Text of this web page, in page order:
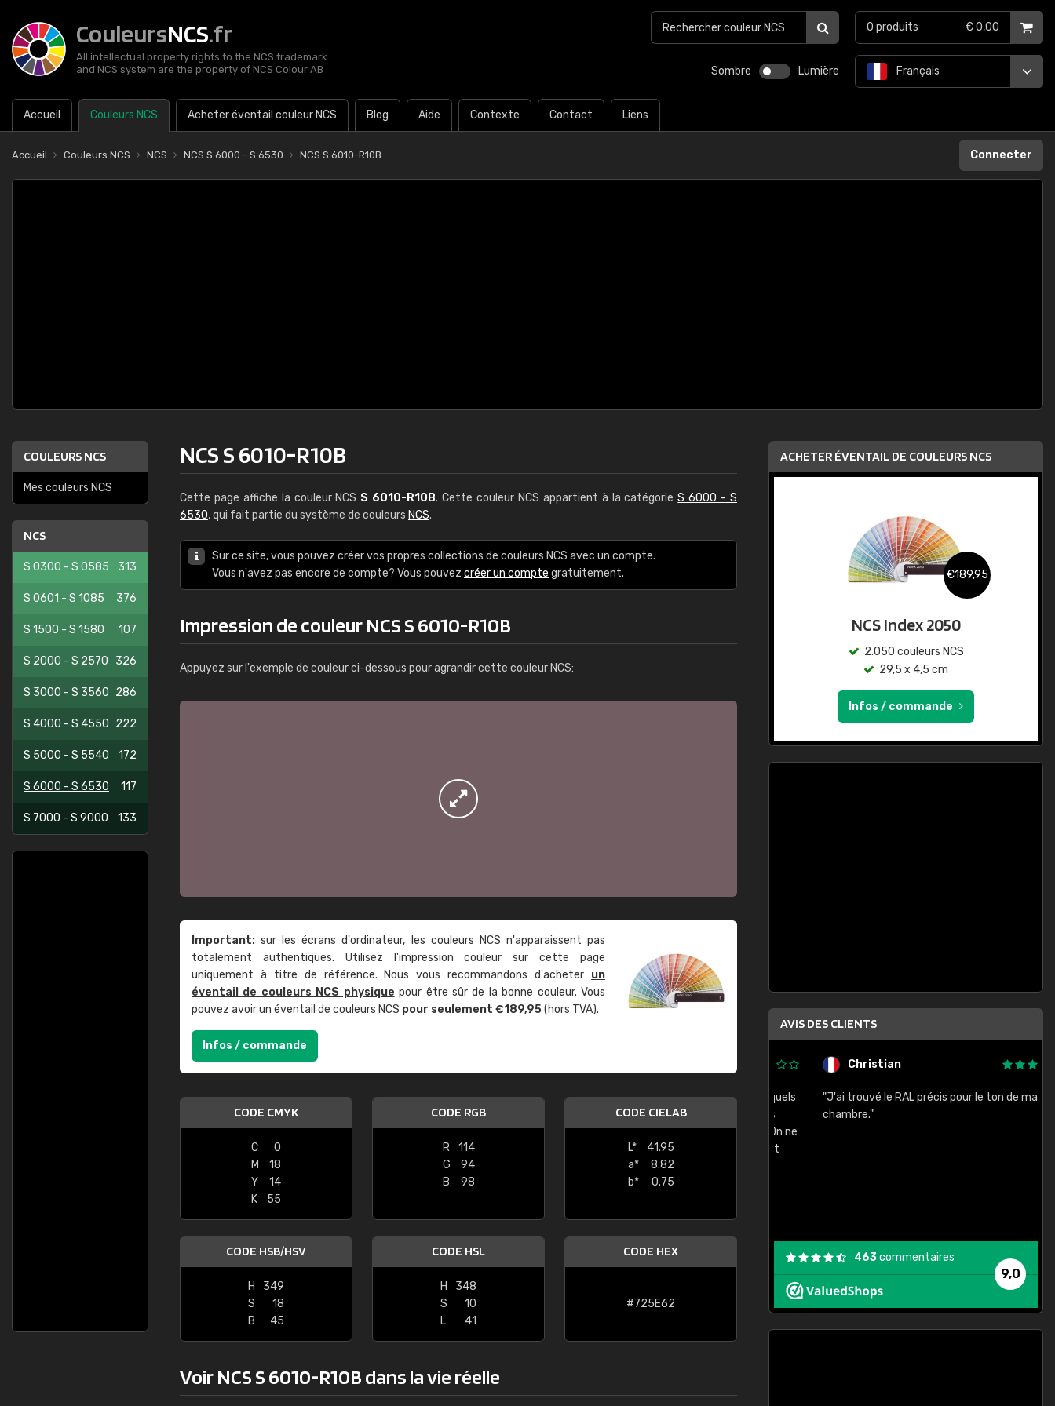
CouleursNCS.fr
All intellectual property rights to the NCS trademark
and NCS system are the property of NCS Colour AB
Sombre Lumière
Accueil Couleurs NCS Acheter éventail couleur NCS Blog Aide Contexte Contact Liens
Français
0 produits € 0,00
Accueil Couleurs NCS NCS NCS S 6000 - S 6530 NCS S 6010-R10B Connecter
COULEURS NCS
Mes couleurs NCS
NCS
S 0300 - S 0585 313
S 0601 - S 1085 376
S 1500 - S 1580 107
S 2000 - S 2570 326
S 3000 - S 3560 286
S 4000 - S 4550 222
S 5000 - S 5540 172
S 6000 - S 6530 117
S 7000 - S 9000 133
NCS S 6010-R10B
Cette page affiche la couleur NCS S 6010-R10B. Cette couleur NCS appartient à la catégorieS 6000 - S
6530, qui fait partie du système de couleurs NCS.
Sur ce site, vous pouvez créer vos propres collections de couleurs NCS avec un compte.
Vous n'avez pas encore de compte? Vous pouvez créer un compte gratuitement.
Impression de couleur NCS S 6010-R10B
Appuyez sur l'exemple de couleur ci-dessous pour agrandir cette couleur NCS:
Important: sur les écrans d'ordinateur, les couleurs NCS n'apparaissent pas
totalement authentiques. Utilisez l'impression couleur sur cette page
uniquement à titre de référence. Nous vous recommandons d'acheter un
éventail de couleurs NCS physique pour être sûr de la bonne couleur. Vous
pouvez avoir un éventail de couleurs NCS pour seulement €189,95(hors TVA).
Infos / commande
CODE CMYK
C
0
M
18
Y
14
K
55
CODE RGB
R
114
G
94
B
98
CODE CIELAB
L*
41.95
a*
8.82
b*
0.75
CODE HSB/HSV
H
349
S
18
B
45
CODE HSL
H
348
S
10
L
41
CODE HEX
#725E62
Voir NCS S 6010-R10B dans la vie réelle
ACHETER ÉVENTAIL DE COULEURS NCS
€189,95
NCS Index 2050
2.050 couleurs NCS
29,5 x 4,5 cm
Infos / commande
AVIS DES CLIENTS
"Le site ne permet pas de voir clairement quels
sont les produits disponibles. Il y a plusieurs
palettes de couleurs: Classic, Design, etc. On ne
comprend pas qui est quoi. La livraison s'est
bien passé et le produit reçu me convient."
Christian
"J'ai trouvé le RAL précis pour le ton de ma
chambre."
9,0
463commentaires